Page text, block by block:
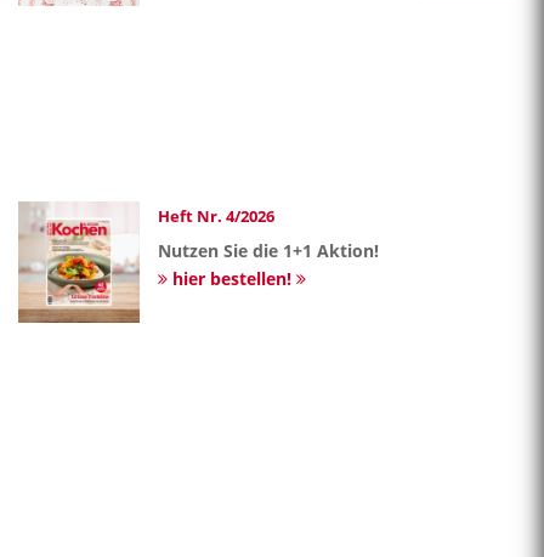
Heft Nr. 4/2026
Nutzen Sie die 1+1 Aktion!
hier bestellen!